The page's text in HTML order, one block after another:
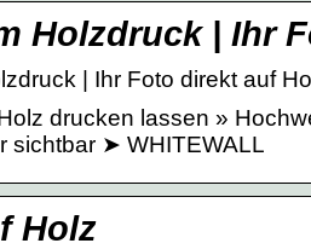
Holzdruck | Ihr
| Ihr Foto direkt auf
drucken lassen »
sichtbar ➤ WHITEWALL
Holz